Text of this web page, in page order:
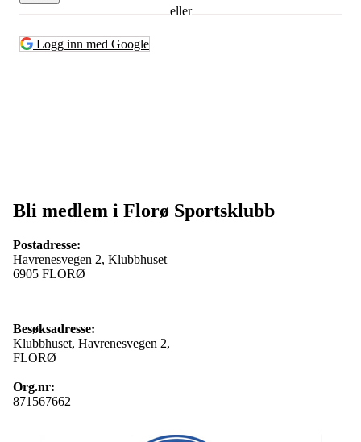
eller
Logg inn med Google
Bli medlem i Florø Sportsklubb
Postadresse:
Havrenesvegen 2, Klubbhuset
6905 FLORØ
Besøksadresse:
Klubbhuset, Havrenesvegen 2,
FLORØ
Org.nr:
871567662